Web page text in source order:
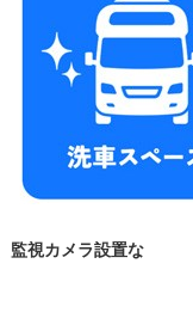
監視カメラ設置な